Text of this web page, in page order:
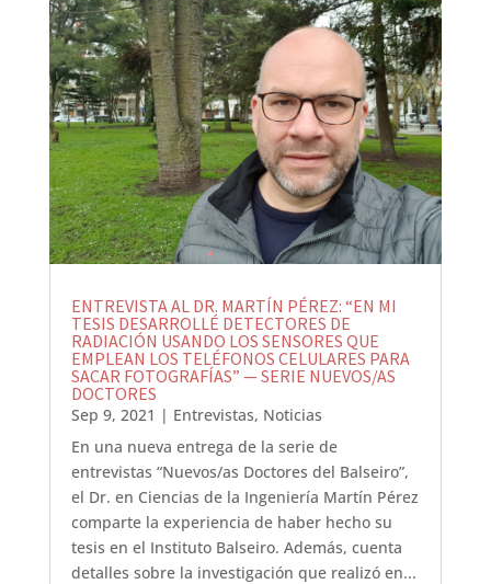
ENTREVISTA AL DR. MARTÍN PÉREZ: “EN MI
TESIS DESARROLLÉ DETECTORES DE
RADIACIÓN USANDO LOS SENSORES QUE
EMPLEAN LOS TELÉFONOS CELULARES PARA
SACAR FOTOGRAFÍAS” — SERIE NUEVOS/AS
DOCTORES
Sep 9, 2021 | Entrevistas, Noticias
En una nueva entrega de la serie de
entrevistas “Nuevos/as Doctores del Balseiro”,
el Dr. en Ciencias de la Ingeniería Martín Pérez
comparte la experiencia de haber hecho su
tesis en el Instituto Balseiro. Además, cuenta
detalles sobre la investigación que realizó en...